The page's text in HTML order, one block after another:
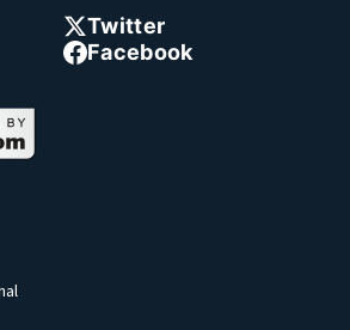
Twitter
Facebook